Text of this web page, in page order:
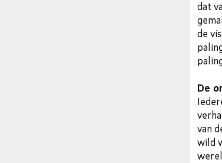
dat
de
De
van
wild